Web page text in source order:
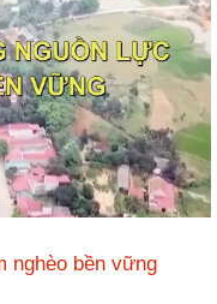
nghèo bền vững